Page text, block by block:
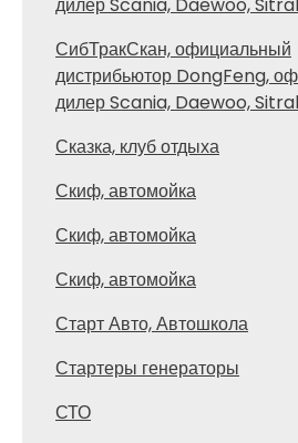
СибТракСкан, официальный
дистрибьютор DongFeng,
дилер Scania, Daewoo,
Сказка, клуб отдыха
Скиф, автомойка
Скиф, автомойка
Скиф, автомойка
Старт Авто, Автошкола
Стартеры генераторы
СТО